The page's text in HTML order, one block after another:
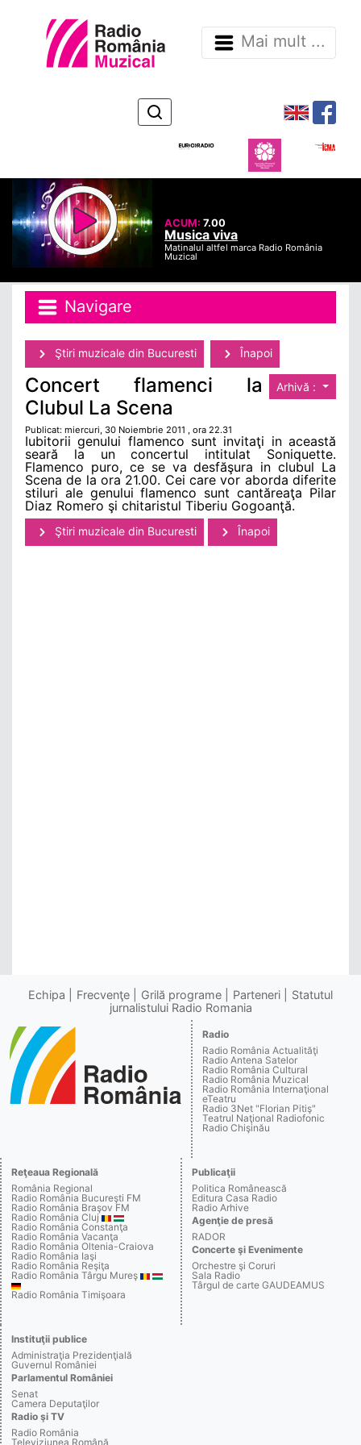
Mai mult ...
ACUM:7.00
Musica viva
Matinalul altfel marca Radio România
Muzical
Navigare
Ştiri muzicale din Bucuresti Înapoi
Arhivă :
Concert flamenci la
Clubul La Scena
Publicat: miercuri, 30 Noiembrie 2011 , ora 22.31
Iubitorii genului flamenco sunt invitaţi in această
seară la un concertul intitulat Soniquette.
Flamenco puro, ce se va desfăşura in clubul La
Scena de la ora 21.00. Cei care vor aborda diferite
stiluri ale genului flamenco sunt cantăreaţa Pilar
Diaz Romero şi chitaristul Tiberiu Gogoanţă.
Ştiri muzicale din Bucuresti Înapoi
Echipa Frecvenţe Grilă programe Parteneri
Statutul
jurnalistului Radio Romania
Radio
Radio România Actualităţi
Radio Antena Satelor
Radio România Cultural
Radio România Muzical
Radio România Internaţional
eTeatru
Radio 3Net "Florian Pitiş"
Teatrul Naţional Radiofonic
Radio Chişinău
Reţeaua Regională
România Regional
Radio România Bucureşti FM
Radio România Braşov FM
Radio România Cluj
Radio România Constanţa
Radio România Vacanţa
Radio România Oltenia-Craiova
Radio România Iaşi
Radio România Reşiţa
Radio România Târgu Mureş
Radio România Timişoara
Publicaţii
Politica Românească
Editura Casa Radio
Radio Arhive
Agenţie de presă
RADOR
Concerte şi Evenimente
Orchestre şi Coruri
Sala Radio
Târgul de carte GAUDEAMUS
Instituţii publice
Administraţia Prezidenţială
Guvernul României
Parlamentul României
Senat
Camera Deputaţilor
Radio şi TV
Radio România
Televiziunea Română